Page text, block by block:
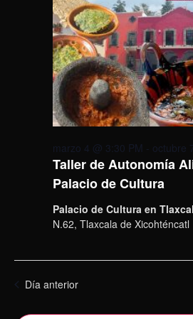
Taller de Autonomía
Palacio de Cultura
marzo 4 @ 3:30 PM - octubre
Palacio de Cultura en
N.62, Tlaxcala de Xicohténcatl
Día anterior